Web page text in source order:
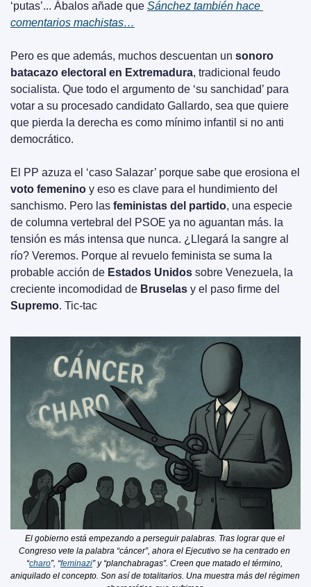
‘putas’... Ábalos añade que Sánchez también hace
comentarios machistas…
Pero es que además, muchos descuentan un sonoro
batacazo electoral en Extremadura, tradicional feudo
socialista. Que todo el argumento de ‘su sanchidad’ para
votar a su procesado candidato Gallardo, sea que quiere
que pierda la derecha es como mínimo infantil si no anti
democrático.
voto femenino y eso es clave para el hundimiento del
sanchismo. Pero las feministas del partido, una especie
de columna vertebral del PSOE ya no aguantan más. la
tensión es más intensa que nunca. ¿Llegará la sangre al
río? Veremos. Porque al revuelo feminista se suma la
probable acción de Estados Unidos sobre Venezuela, la
creciente incomodidad de Bruselas
Supremo. Tic-tac
El gobierno está empezando a perseguir palabras. Tras lograr que el
Congreso vete la palabra “cáncer”, ahora el Ejecutivo se ha centrado en
“charo”, “feminazi” y “planchabragas”. Creen que matado el término,
aniquilado el concepto. Son así de totalitarios. Una muestra más del régimen